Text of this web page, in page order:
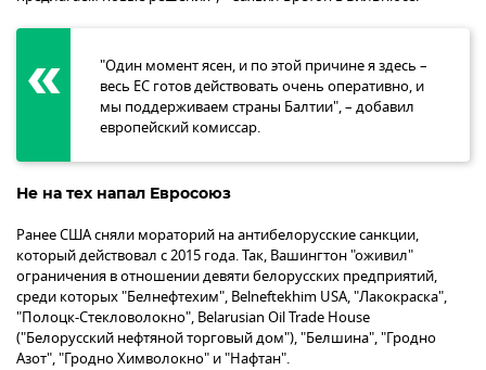
"Один момент ясен, и по этой причине я здесь –
весь ЕС готов действовать очень оперативно, и
мы поддерживаем страны Балтии", – добавил
европейский комиссар.
Не на тех напал Евросоюз
Ранее США сняли мораторий на антибелорусские санкции,
который действовал с 2015 года. Так, Вашингтон "оживил"
ограничения в отношении девяти белорусских предприятий,
среди которых "Белнефтехим", Belneftekhim USA, "Лакокраска",
"Полоцк-Стекловолокно", Belarusian Oil Trade House
("Белорусский нефтяной торговый дом"), "Белшина", "Гродно
Азот", "Гродно Химволокно" и "Нафтан".